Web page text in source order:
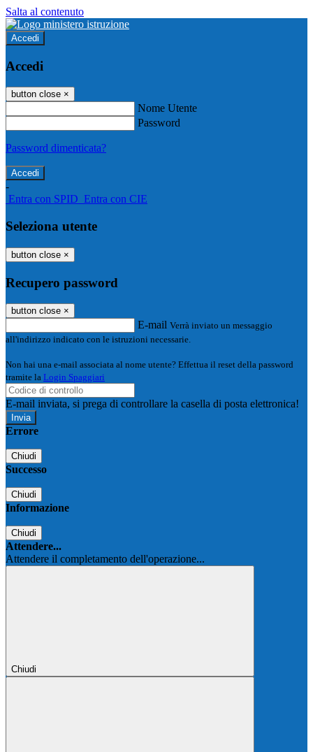
Salta al contenuto
Accedi
Accedi
button close ×
Nome Utente
Password
Password dimenticata?
-
Entra con SPID Entra con CIE
Seleziona utente
button close ×
Recupero password
button close ×
E-mail Verrà inviato un messaggio
all'indirizzo indicato con le istruzioni necessarie.
Non hai una e-mail associata al nome utente? Effettua il reset della password
tramite la Login Spaggiari
E-mail inviata, si prega di controllare la casella di posta elettronica!
Errore
Chiudi
Successo
Chiudi
Informazione
Chiudi
Attendere...
Attendere il completamento dell'operazione...
Chiudi